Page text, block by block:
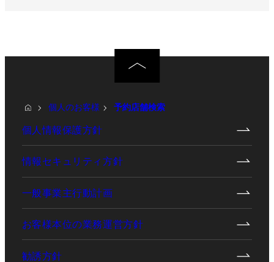
個人のお客様 予約店舗検索
個人情報保護方針
情報セキュリティ方針
一般事業主行動計画
お客様本位の業務運営方針
勧誘方針